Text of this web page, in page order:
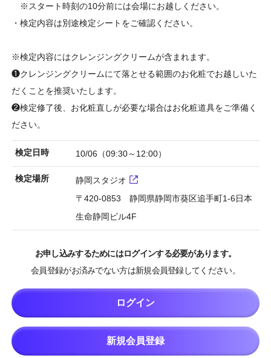
※スタート時刻の10分前には会場にお越しください。
・検定内容は別途検定シートをご確認ください。
※検定内容にはクレンジングクリームが含まれます。
❶クレンジングクリームにて落とせる範囲のお化粧でお越しいた
だくことを推奨いたします。
❷検定修了後、お化粧直しが必要な場合はお化粧道具をご準備く
ださい。
検定日時 10/06（09:30～12:00）
検定場所
静岡スタジオ
〒420-0853 静岡県静岡市葵区追手町1-6日本
生命静岡ビル4F
お申し込みするためにはログインする必要があります。
会員登録がお済みでない方は新規会員登録してください。
ログイン
新規会員登録